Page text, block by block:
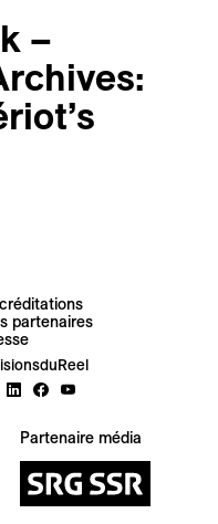
–
partenaires
Partenaire média
Public